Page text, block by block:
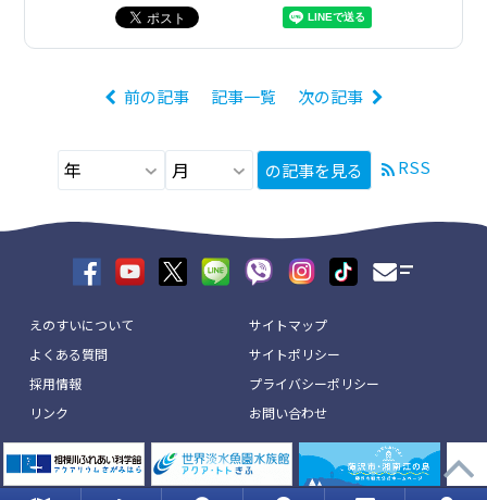
前の記事 記事一覧 次の記事
の記事を見る RSS
えのすいについて
よくある質問
採用情報
リンク
サイトマップ
サイトポリシー
プライバシーポリシー
お問い合わせ